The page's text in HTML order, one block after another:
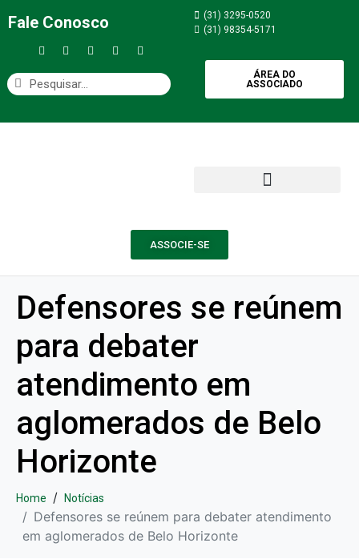
Fale Conosco
(31) 3295-0520
(31) 98354-5171
ÁREA DO
ASSOCIADO
ASSOCIE-SE
Defensores se reúnem
para debater
atendimento em
aglomerados de Belo
Horizonte
Home Notícias
Defensores se reúnem para debater atendimento
em aglomerados de Belo Horizonte